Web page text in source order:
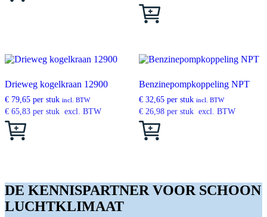
kan
worden
op
de
productpagina
Dit
Deze
kan
gekozen
worden
op
de
Drieweg kogelkraan 12900
€ 79,65 per stuk incl. BTW
€ 65,83 per stuk excl. BTW
Dit
optie
kan
gekozen
Benzinepompkoppeling NPT
€32,65 per stuk incl. BTW
€26,98 per stuk excl. BTW
Dit
optie
DE KENNISPARTNER VOOR SCHOON
LUCHTKLIMAAT